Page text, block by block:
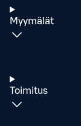
Myymälät
Toimitus